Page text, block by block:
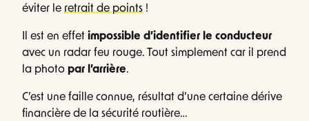
éviter le retrait de points !
Il est en effet impossible d’identifier le conducteur
avec un radar feu rouge. Tout simplement car il prend
la photo par l’arrière.
C’est une faille connue, résultat d’une certaine dérive
financière de la sécurité routière…